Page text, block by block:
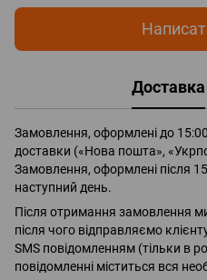
Доставка
Замовлення, оформлені до
доставки («Нова пошта»,
Замовлення, оформлені після
наступний день.
Після отримання замовлення
після чого відправляємо
SMS повідомленням (тільки в
повідомленні міститься вся